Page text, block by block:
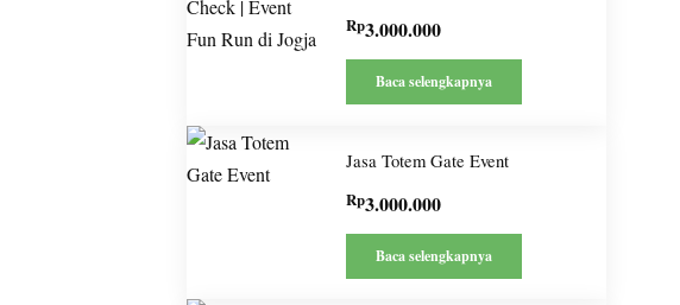
Rp3.000.000
Baca selengkapnya
Jasa Totem Gate Event
Rp3.000.000
Baca selengkapnya